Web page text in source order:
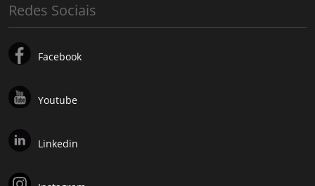
Redes Sociais
Facebook
Youtube
Linkedin